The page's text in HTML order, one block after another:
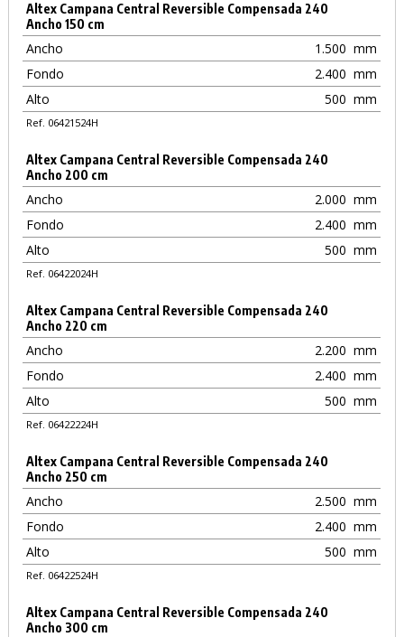
Altex Campana Central Reversible Compensada 240
Ancho 150 cm
Ancho 1.500 mm
Fondo
2.400 mm
Alto
500 mm
Ref. 06421524H
Altex Campana Central Reversible Compensada 240
Ancho 200 cm
Ancho 2.000 mm
Fondo
2.400 mm
Alto
500 mm
Ref. 06422024H
Altex Campana Central Reversible Compensada 240
Ancho 220 cm
Ancho 2.200 mm
Fondo
2.400 mm
Alto
500 mm
Ref. 06422224H
Altex Campana Central Reversible Compensada 240
Ancho 250 cm
Ancho 2.500 mm
Fondo
2.400 mm
Alto
500 mm
Ref. 06422524H
Altex Campana Central Reversible Compensada 240
Ancho 300 cm